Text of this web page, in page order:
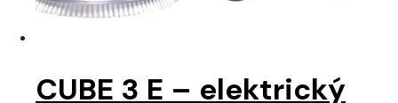
CUBE 3 E – elektrický